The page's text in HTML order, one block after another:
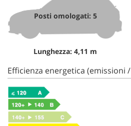
Posti omologati: 5
Lunghezza: 4,11 m
Efficienza energetica (emissioni